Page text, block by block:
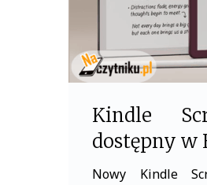
Kindle
dostępny w
Nowy Kindle